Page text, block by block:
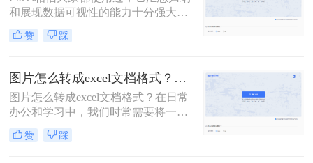
享图片怎么转excel文档？操作起来很
快捷方便，只需几个步骤即可实现免
费图片转表格的功能。
和展现数据可视性的能力十分强大。
有时我们需要将图片中的数据转成
Excel表格，有没有转换后和原图保持
实用转换方法，一起来看看图片转
excel怎么转吧。
赞 踩
图片怎么转成excel文档格式？教你几步轻松在线转换
图片怎么转成excel文档格式？在日常
办公和学习中，我们时常需要将一些
图片中的表格转化为Excel表格，以便
于我们更方便地编辑和使用。将图片
赞 踩